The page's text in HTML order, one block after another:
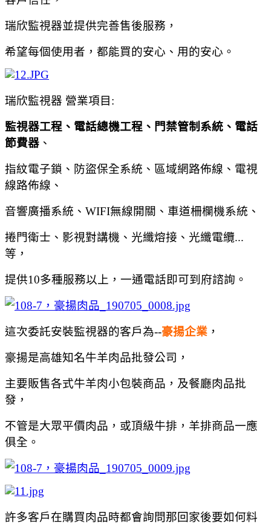
瑞欣監視器並提供完善售後服務，
希望每個使用者，都能買的安心、用的安心。
瑞欣監視器 營業項目:
監視器工程、電話總機工程、門禁管制系統、電話
節費器 、
指紋電子鎖、防盜保全系統、區域網路佈線、電視
線路佈線、
音響廣播系統、WIFI無線開關、車道柵欄機系統、
捲門衛士、影視對講機、光纖熔接、光纖電纜...
等，
提供10多種服務以上，一通電話即可到府諮詢。
這次委託安裝監視器的客戶為--豪揚企業 ，
豪揚是高雄知名牛羊肉品批發公司，
主要販售各式牛羊肉小包裝商品，及餐廳肉品批
發，
不管是大眾平價肉品，或頂級牛排，羊排商品一應
俱全。
許多客戶在購買肉品時都會詢問那回家後要如何料